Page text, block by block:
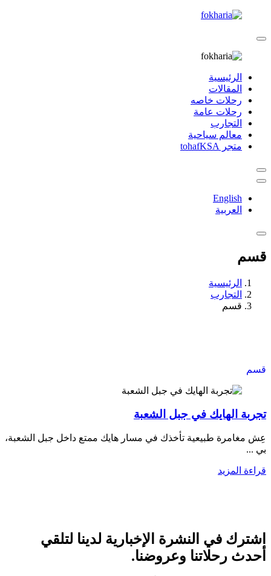
الرئيسية
المقالات
رحلات خاصه
رحلات عامة
التجارب
معالم سياحية
متجر tohafKSA
English
العربية
قسم
الرئيسية
التجارب
قسم
قسم
تجربة الهايك في جبل الشعبة
عِش مغامرة طبيعية تأخذك في مسار هايك ممتع داخل جبل الشعبة،
بي ...
قراءة المزيد
اشترك في النشرة الإخبارية لدينا لتلقي
أحدث رحلاتنا وعروضنا.